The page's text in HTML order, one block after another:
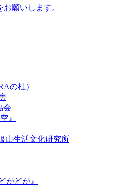
の杜）
会
』
生活文化研究所
がどが』